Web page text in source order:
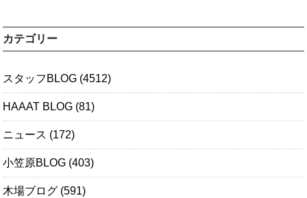
カテゴリー
スタッフBLOG (4512)
HAAAT BLOG (81)
ニュース (172)
小笠原BLOG (403)
木場ブログ (591)